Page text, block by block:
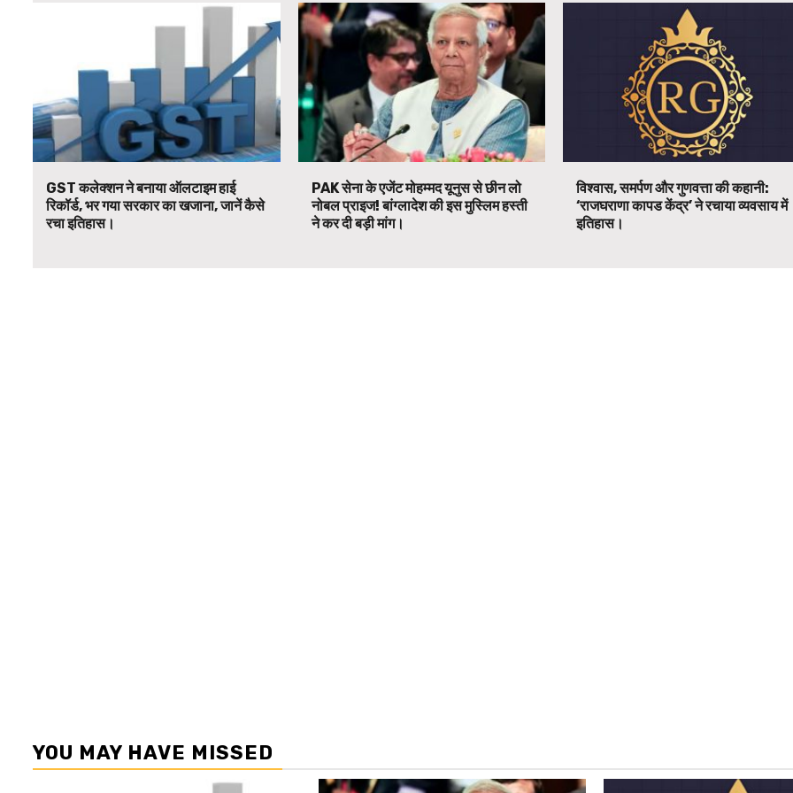
GST कलेक्शन ने बनाया ऑलटाइम हाई
रिकॉर्ड, भर गया सरकार का खजाना, जानें कैसे
रचा इतिहास।
PAK सेना के एजेंट मोहम्मद यूनुस से छीन लो
नोबल प्राइज! बांग्लादेश की इस मुस्लिम हस्ती
ने कर दी बड़ी मांग।
विश्वास, समर्पण और गुणवत्ता की कहानी:
‘राजघराणा कापड केंद्र’ ने रचाया व्यवसाय में
इतिहास।
YOU MAY HAVE MISSED